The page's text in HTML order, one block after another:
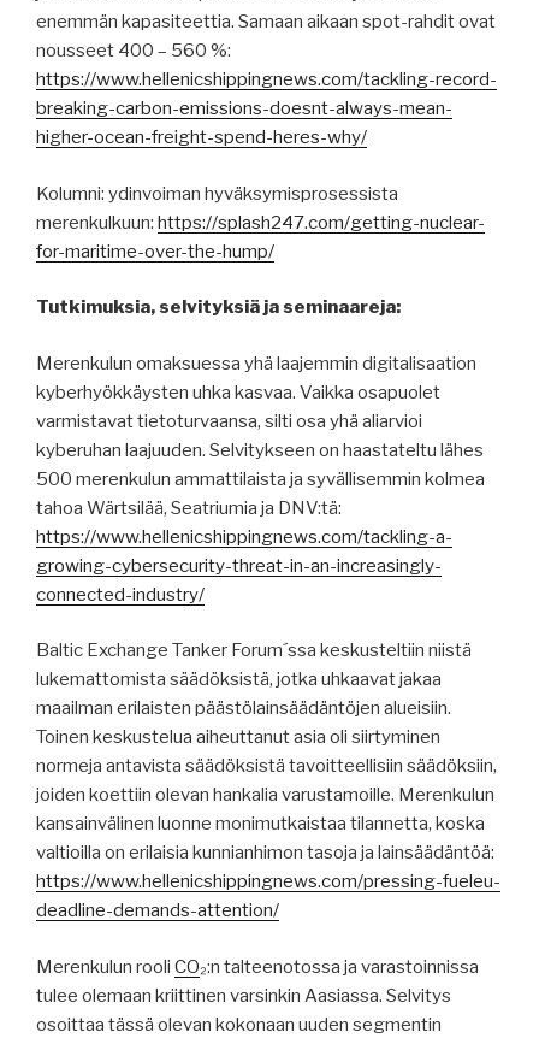
enemmän kapasiteettia. Samaan aikaan spot-rahdit ovat
nousseet 400 – 560 %:
https://www.hellenicshippingnews.com/tackling-record-
breaking-carbon-emissions-doesnt-always-mean-
higher-ocean-freight-spend-heres-why/
Kolumni: ydinvoiman hyväksymisprosessista
merenkulkuun: https://splash247.com/getting-nuclear-
for-maritime-over-the-hump/
Tutkimuksia, selvityksiä ja seminaareja:
Merenkulun omaksuessa yhä laajemmin digitalisaation
kyberhyökkäysten uhka kasvaa. Vaikka osapuolet
varmistavat tietoturvaansa, silti osa yhä aliarvioi
kyberuhan laajuuden. Selvitykseen on haastateltu lähes
500 merenkulun ammattilaista ja syvällisemmin kolmea
tahoa Wärtsilää, Seatriumia ja DNV:tä:
https://www.hellenicshippingnews.com/tackling-a-
growing-cybersecurity-threat-in-an-increasingly-
connected-industry/
Baltic Exchange Tanker Forum´ssa keskusteltiin niistä
lukemattomista säädöksistä, jotka uhkaavat jakaa
maailman erilaisten päästölainsäädäntöjen alueisiin.
Toinen keskustelua aiheuttanut asia oli siirtyminen
normeja antavista säädöksistä tavoitteellisiin säädöksiin,
joiden koettiin olevan hankalia varustamoille. Merenkulun
kansainvälinen luonne monimutkaistaa tilannetta, koska
valtioilla on erilaisia kunnianhimon tasoja ja lainsäädäntöä:
https://www.hellenicshippingnews.com/pressing-fueleu-
deadline-demands-attention/
Merenkulun rooli CO₂:n talteenotossa ja varastoinnissa
tulee olemaan kriittinen varsinkin Aasiassa. Selvitys
osoittaa tässä olevan kokonaan uuden segmentin